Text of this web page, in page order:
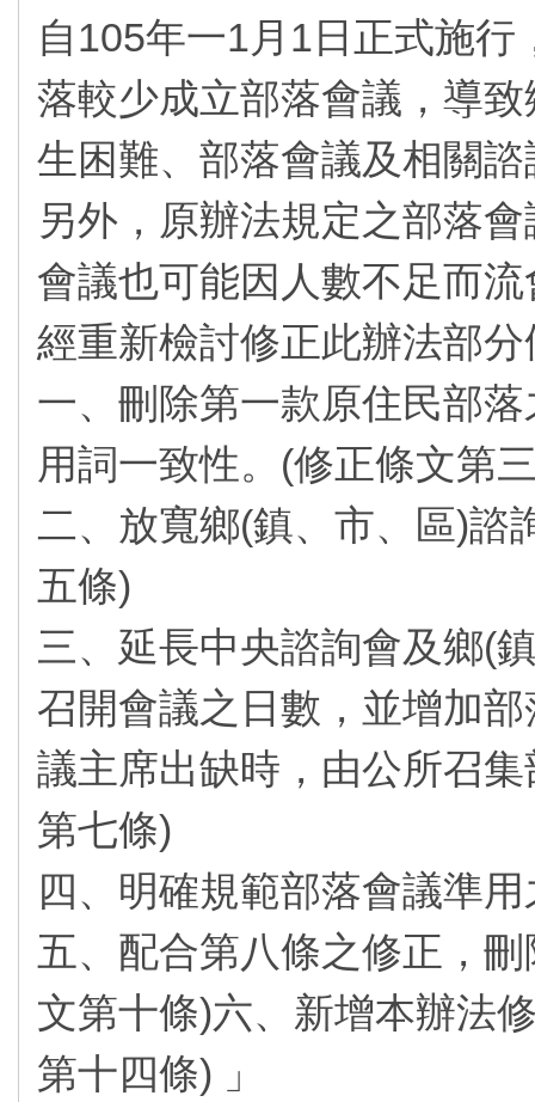
自105年一1月1日正式施
落較少成立部落會議，導
生困難、部落會議及相關
另外，原辦法規定之部落
會議也可能因人數不足而流
經重新檢討修正此辦法部
一、刪除第一款原住民部
用詞一致性。(修正條文第
二、放寬鄉(鎮、市、區)諮
五條)
三、延長中央諮詢會及鄉(
召開會議之日數，並增加
議主席出缺時，由公所召
第七條)
四、明確規範部落會議準
五、配合第八條之修正，
文第十條)六、新增本辦法
第十四條) 」